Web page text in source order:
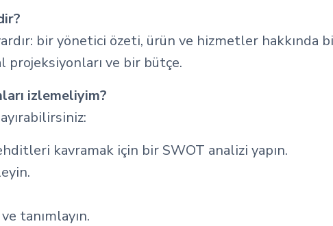
bir yönetici özeti, ürün ve hizmetler hakkında
ve bir bütçe.
izlemeliyim?
kavramak için bir SWOT analizi yapın.
tanımlayın.